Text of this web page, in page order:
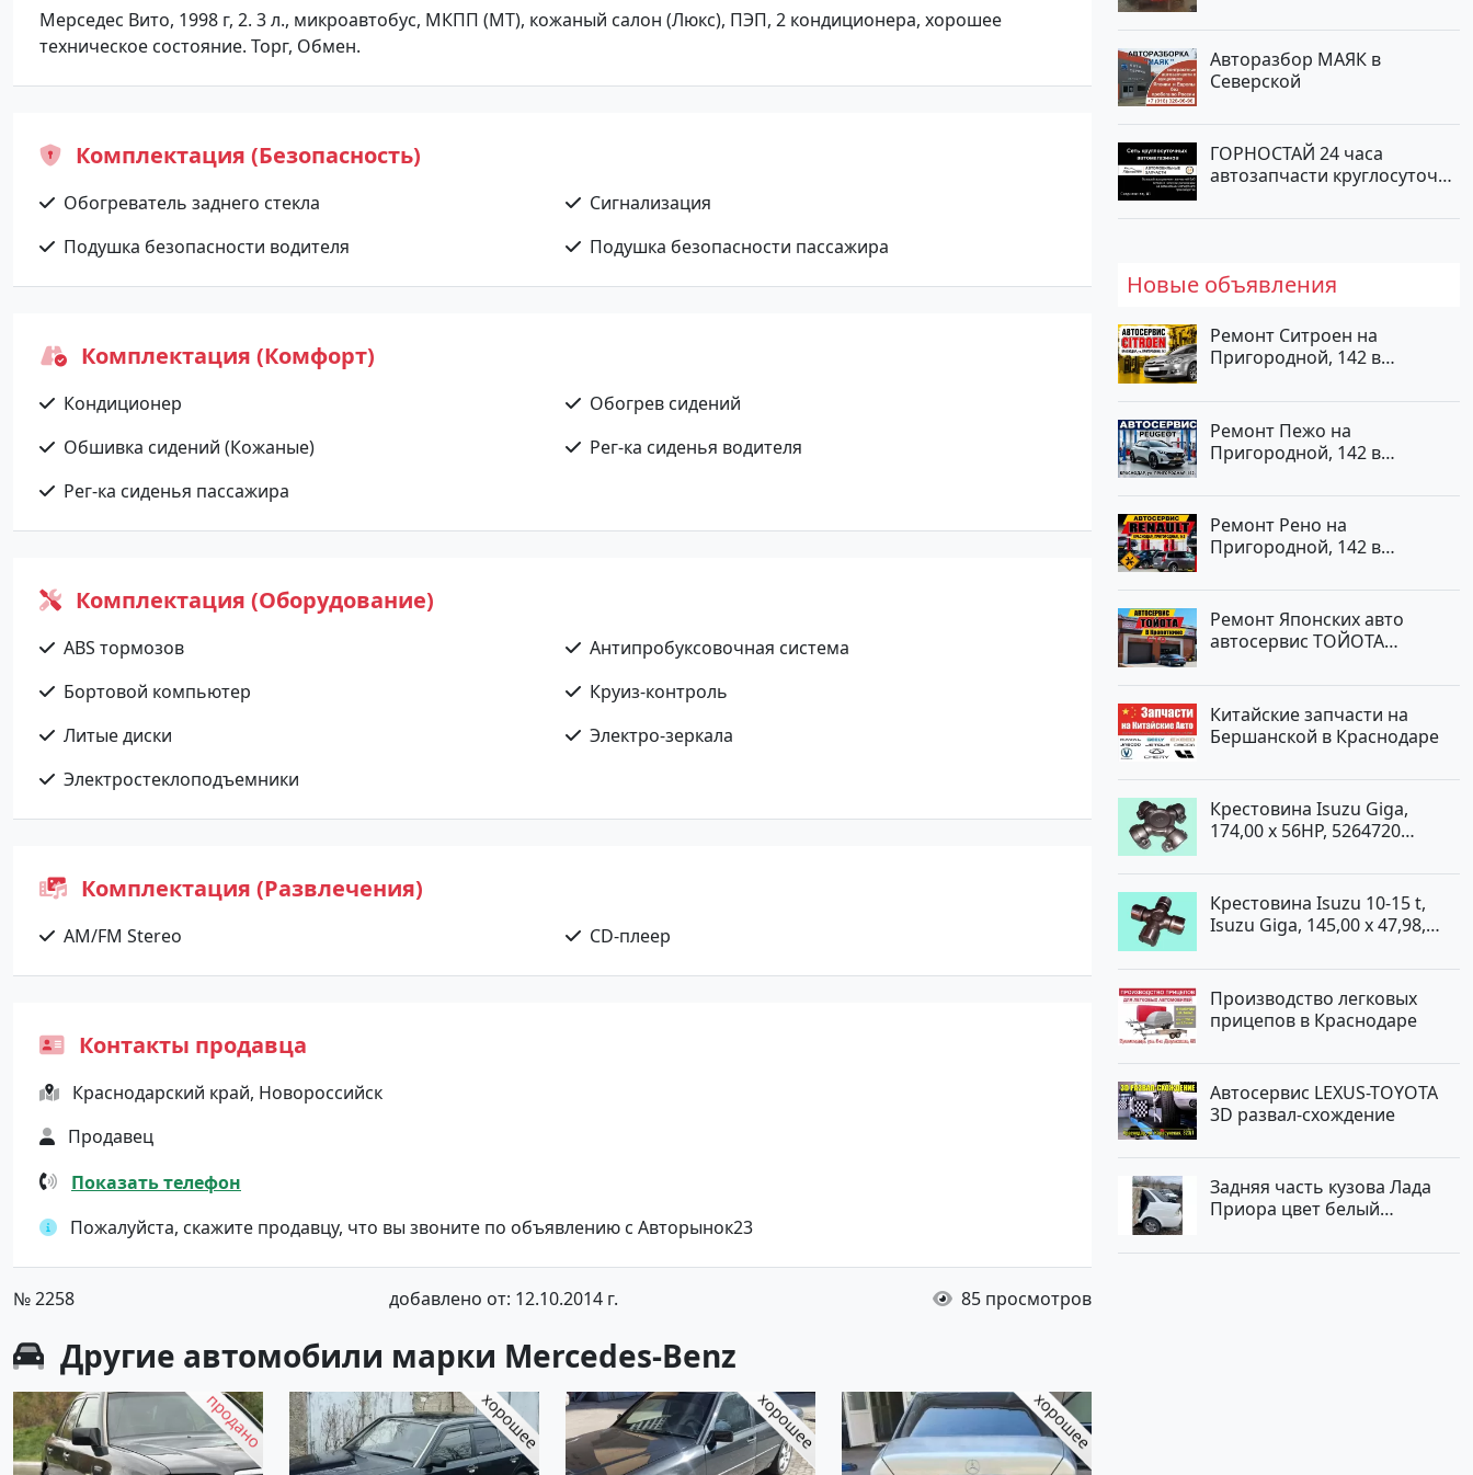
Мерседес Вито, 1998 г, 2. 3 л., микроавтобус, МКПП (МТ), кожаный салон (Люкс), ПЭП, 2 кондиционера, хорошее
техническое состояние. Торг, Обмен.
Комплектация (Безопасность)
Обогреватель заднего стекла
Сигнализация
Подушка безопасности водителя
Подушка безопасности пассажира
Комплектация (Комфорт)
Кондиционер
Обогрев сидений
Обшивка сидений (Кожаные)
Рег-ка сиденья водителя
Рег-ка сиденья пассажира
Комплектация (Оборудование)
ABS тормозов
Антипробуксовочная система
Бортовой компьютер
Круиз-контроль
Литые диски
Электро-зеркала
Электростеклоподъемники
Комплектация (Развлечения)
AM/FM Stereo CD-плеер
Контакты продавца
Краснодарский край, Новороссийск
Продавец
Показать телефон
Пожалуйста, скажите продавцу, что вы звоните по объявлению с Авторынок23
№ 2258 добавлено от: 12.10.2014 г. 85 просмотров
Другие автомобили марки Mercedes-Benz
Авторазбор МАЯК в
Северской
ГОРНОСТАЙ 24 часа
автозапчасти круглосуточно
Новые объявления
Ремонт Ситроен на
Пригородной, 142 в
Ремонт Пежо на
Пригородной, 142 в
Ремонт Рено на
Пригородной, 142 в
Ремонт Японских авто
автосервис ТОЙОТА
Китайские запчасти на
Бершанской в Краснодаре
Крестовина Isuzu Giga,
174,00 x 56HP, 5264720
Крестовина Isuzu 10-15 t,
Isuzu Giga, 145,00 x 47,98,
Производство легковых
прицепов в Краснодаре
Автосервис LEXUS-TOYOTA
3D развал-схождение
Задняя часть кузова Лада
Приора цвет белый